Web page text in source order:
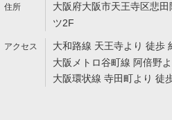
大阪府大阪市天王寺区悲
ツ2F
大和路線 天王寺より 徒歩
大阪メトロ谷町線 阿倍野
大阪環状線 寺田町より 徒